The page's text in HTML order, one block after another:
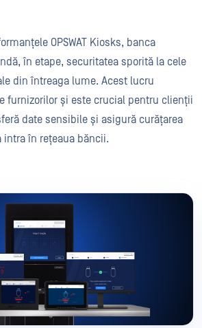
OPSWAT Kiosks, banca
în etape, securitatea sporită la cele
din întreaga lume. Acest lucru
furnizorilor și este crucial pentru clienții
date sensibile și asigură curățarea
în rețeaua băncii.